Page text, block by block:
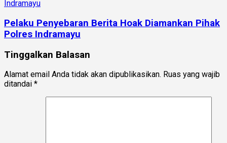
Pelaku Penyebaran Berita Hoak Diamankan Pihak
Polres Indramayu
Tinggalkan Balasan
Alamat email Anda tidak akan dipublikasikan. Ruas yang wajib
ditandai *